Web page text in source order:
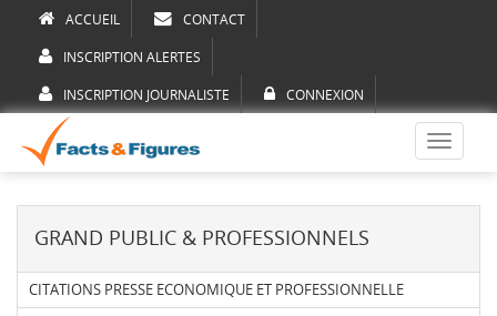
ACCUEIL CONTACT
INSCRIPTION ALERTES
INSCRIPTION JOURNALISTE CONNEXION
Toggle
GRAND PUBLIC & PROFESSIONNELS
CITATIONS PRESSE ECONOMIQUE ET PROFESSIONNELLE